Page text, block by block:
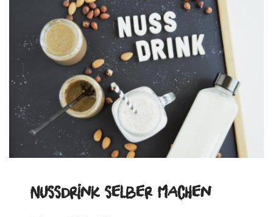
Nussdrink selber machen